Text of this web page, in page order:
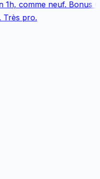
comme neuf. Bonus
pro.